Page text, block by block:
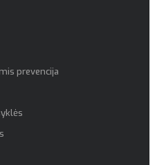
prevencija